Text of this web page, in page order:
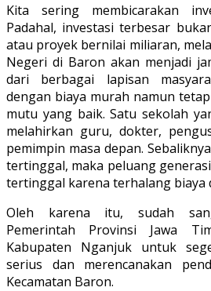
Kita sering membicarakan
Padahal, investasi terbesar
atau proyek bernilai miliaran,
Negeri di Baron akan menjadi
dari berbagai lapisan
dengan biaya murah namun
mutu yang baik. Satu sekolah
melahirkan guru, dokter,
pemimpin masa depan.
tertinggal, maka peluang
tertinggal karena terhalang biaya
Oleh karena itu, sudah
Pemerintah Provinsi Jawa
Kabupaten Nganjuk untuk
serius dan merencanakan
Kecamatan Baron.